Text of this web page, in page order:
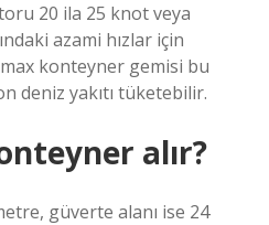
20 ila 25 knot veya
azami hızlar için
konteyner gemisi bu
deniz yakıtı tüketebilir.
alır?
güverte alanı ise 24